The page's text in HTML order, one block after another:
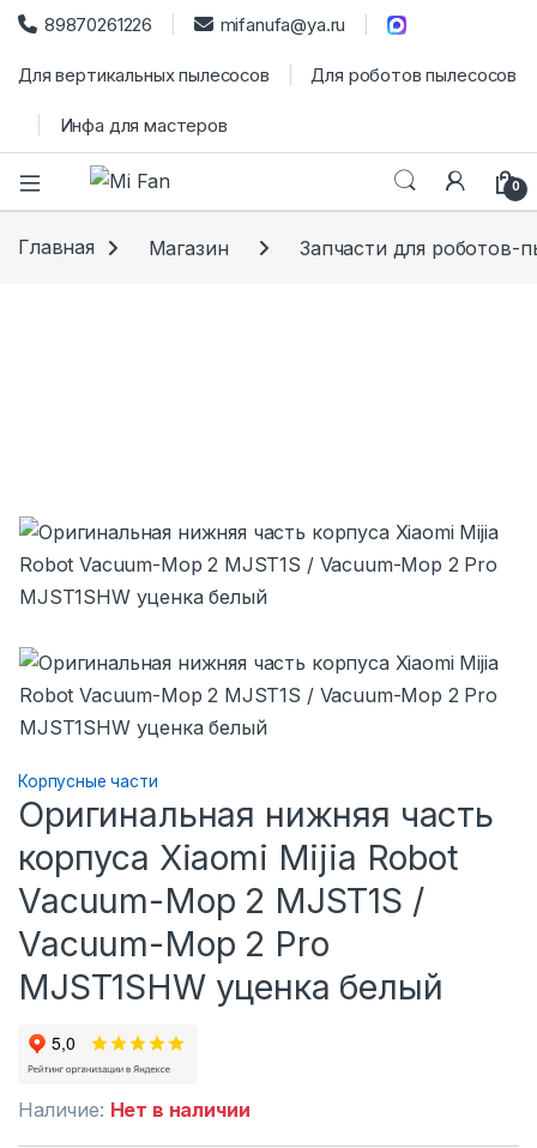
89870261226 mifanufa@ya.ru
Для вертикальных пылесосов Для роботов пылесосов
Инфа для мастеров
0
Главная Магазин Запчасти для роботов-
Корпусные части
Оригинальная нижняя часть
корпуса Xiaomi Mijia Robot
Vacuum-Mop 2 MJST1S /
Vacuum-Mop 2 Pro
MJST1SHW уценка белый
Наличие: Нет в наличии